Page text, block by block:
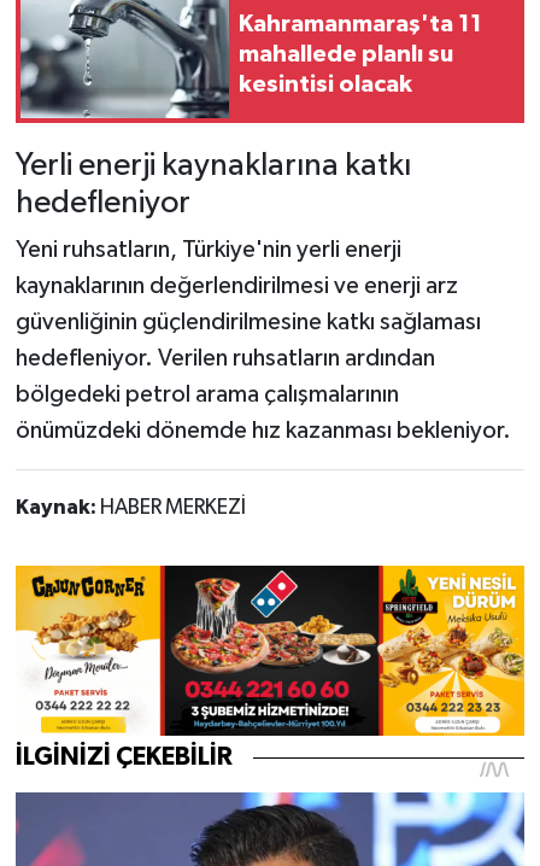
Kahramanmaraş'ta 11
mahallede planlı su
kesintisi olacak
Yerli enerji kaynaklarına katkı
hedefleniyor
Yeni ruhsatların, Türkiye'nin yerli enerji
kaynaklarının değerlendirilmesi ve enerji arz
güvenliğinin güçlendirilmesine katkı sağlaması
hedefleniyor. Verilen ruhsatların ardından
bölgedeki petrol arama çalışmalarının
önümüzdeki dönemde hız kazanması bekleniyor.
Kaynak: HABER MERKEZİ